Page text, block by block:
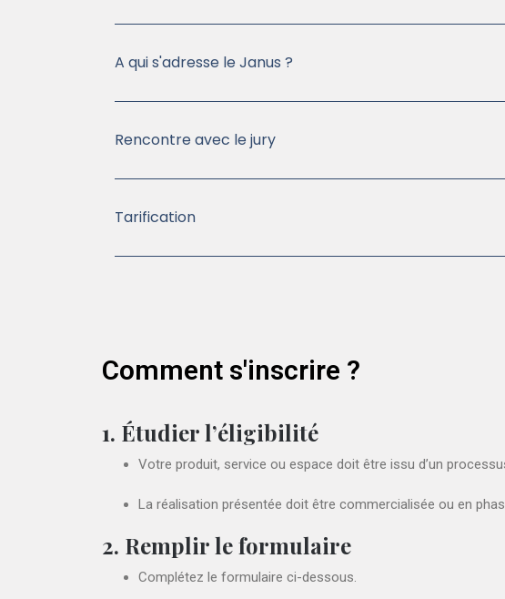
A qui s'adresse le Janus ?
Rencontre avec le jury
Tarification
Comment s'inscrire ?
1. Étudier l’éligibilité
Votre produit, service ou espace doit être issu d’un
La réalisation présentée doit être commercialisée ou en
2. Remplir le formulaire
Complétez le formulaire ci-dessous.